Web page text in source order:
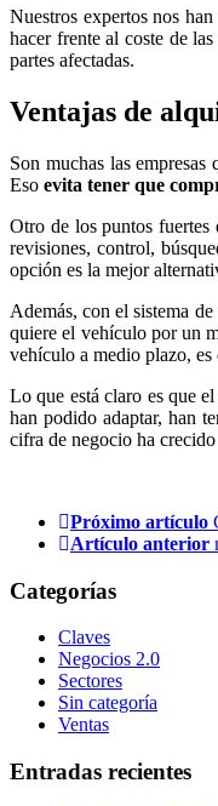
Nuestros expertos nos
hacer frente al coste de
partes afectadas.
Ventajas de
Son muchas las
Eso evita tener que
Otro de los puntos
revisiones, control,
opción es la mejor
Además, con el sistema
quiere el vehículo por un
vehículo a medio plazo, es
Lo que está claro es que
han podido adaptar, han
cifra de negocio ha
Próximo artículo
Artículo anterior
Categorías
Claves
Negocios 2.0
Sectores
Sin categoría
Ventas
Entradas recientes